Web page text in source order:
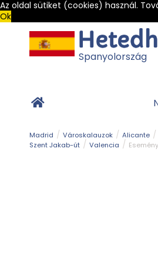
Az oldal sütiket (cookies) használ.
Ok
Spanyolország
Madrid Városkalauzok Alicante
Szent Jakab-út
Valencia Esemény